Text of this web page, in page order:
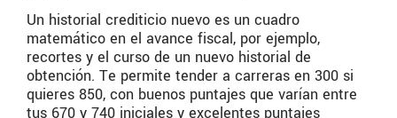
Un historial crediticio nuevo es un cuadro
matemático en el avance fiscal, por ejemplo,
recortes y el curso de un nuevo historial de
obtención. Te permite tender a carreras en 300 si
quieres 850, con buenos puntajes que varían entre
tus 670 y 740 iniciales y excelentes puntajes